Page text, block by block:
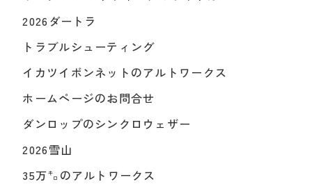
2026ダートラ
トラブルシューティング
イカツイボンネットのアルトワークス
ホームページのお問合せ
ダンロップのシンクロウェザー
2026雪山
35万㌔のアルトワークス